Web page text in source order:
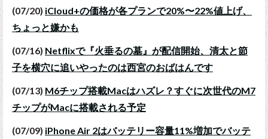
(07/20) iCloud+の価格が各プランで20%〜22%値上げ、
ちょっと嫌かも
(07/16) Netflixで『火垂るの墓』が配信開始、清太と節
子を横穴に追いやったのは西宮のおばはんです
(07/13) M6チップ搭載Macはハズレ？すぐに次世代のM7
チップがMacに搭載される予定
(07/09) iPhone Air 2はバッテリー容量11%増加でバッテ